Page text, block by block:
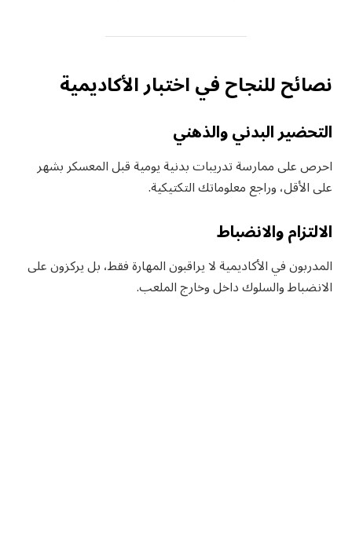
نصائح للنجاح في اختبار الأكاديمية
التحضير البدني والذهني
احرص على ممارسة تدريبات بدنية يومية قبل المعسكر بشهر
على الأقل، وراجع معلوماتك التكتيكية.
الالتزام والانضباط
المدربون في الأكاديمية لا يراقبون المهارة فقط، بل يركزون على
الانضباط والسلوك داخل وخارج الملعب.